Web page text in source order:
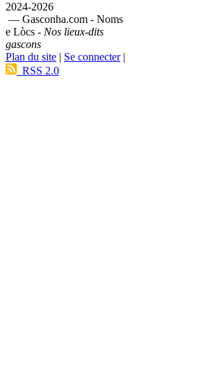
2024-2026
— Gasconha.com - Noms
e Lòcs - Nos lieux-dits
gascons
Plan du site | Se connecter|
RSS 2.0